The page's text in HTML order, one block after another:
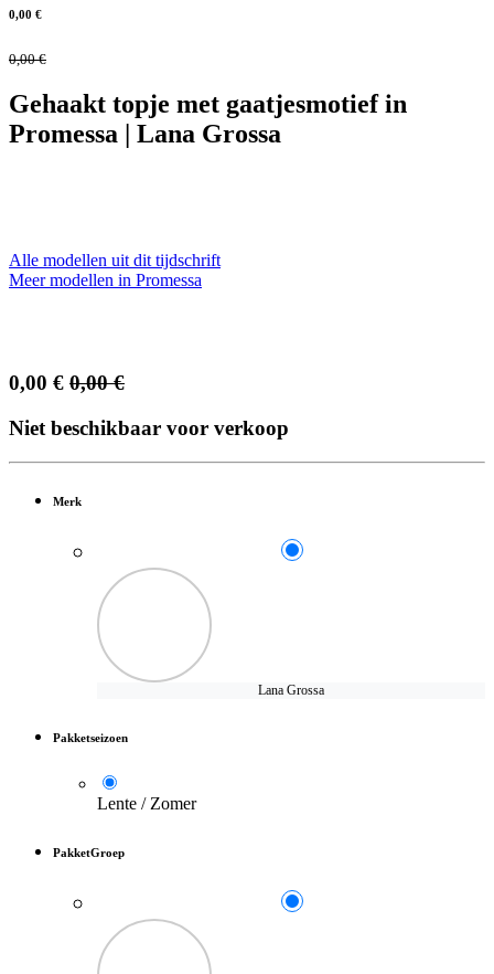
0,00 €
0,00€
Gehaakt topje met gaatjesmotief in
Promessa | Lana Grossa
Alle modellen uit dit tijdschrift
Meer modellen in Promessa
0,00 € 0,00€
Niet beschikbaar voor verkoop
Merk
Lana Grossa
Pakketseizoen
Lente / Zomer
PakketGroep